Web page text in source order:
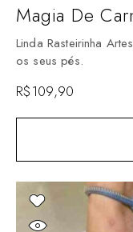
Magia De
Linda Rasteirinha
os seus pés.
R$109,90